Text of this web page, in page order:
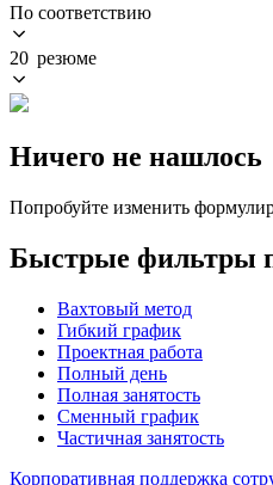
По соответствию
20 резюме
Ничего не нашлось
Попробуйте изменить
Быстрые фильтры
Вахтовый метод
Гибкий график
Проектная работа
Полный день
Полная занятость
Сменный график
Частичная занятость
Корпоративная поддержка